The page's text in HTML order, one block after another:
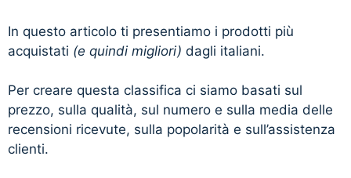
In questo articolo ti presentiamo i prodotti più
acquistati (e quindi migliori) dagli italiani.
Per creare questa classifica ci siamo basati sul
prezzo, sulla qualità, sul numero e sulla media delle
recensioni ricevute, sulla popolarità e sull’assistenza
clienti.